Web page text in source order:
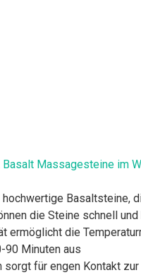
Massagesteine im
Basaltsteine,
die Steine schnell
ermöglicht die
90 Minuten aus
für engen Kontakt